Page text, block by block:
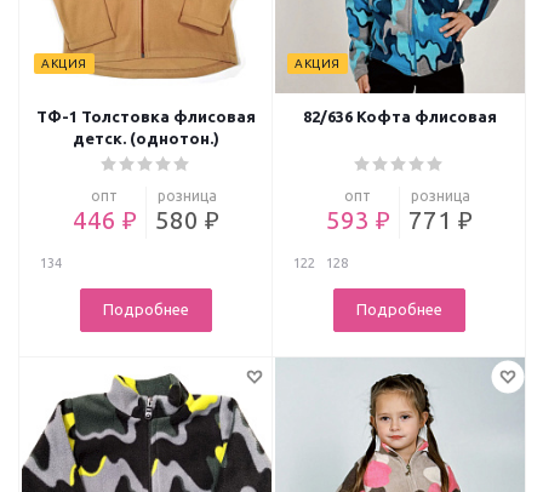
АКЦИЯ
ТФ-1 Толстовка флисовая
детск. (однотон.)
опт
446 ₽
розница
580 ₽
134
Подробнее
АКЦИЯ
82/636 Кофта флисовая
опт
593 ₽
розница
771 ₽
122 128
Подробнее